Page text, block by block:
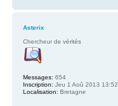
Asterix
Chercheur de vérités
Messages: 654
Inscription: Jeu 1 Aoû 2013 13:52
Localisation: Bretagne